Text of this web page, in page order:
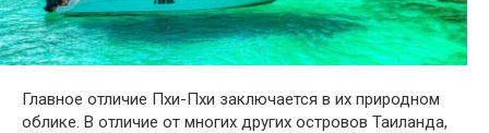
Главное отличие Пхи-Пхи заключается в их природном
облике. В отличие от многих других островов Таиланда,